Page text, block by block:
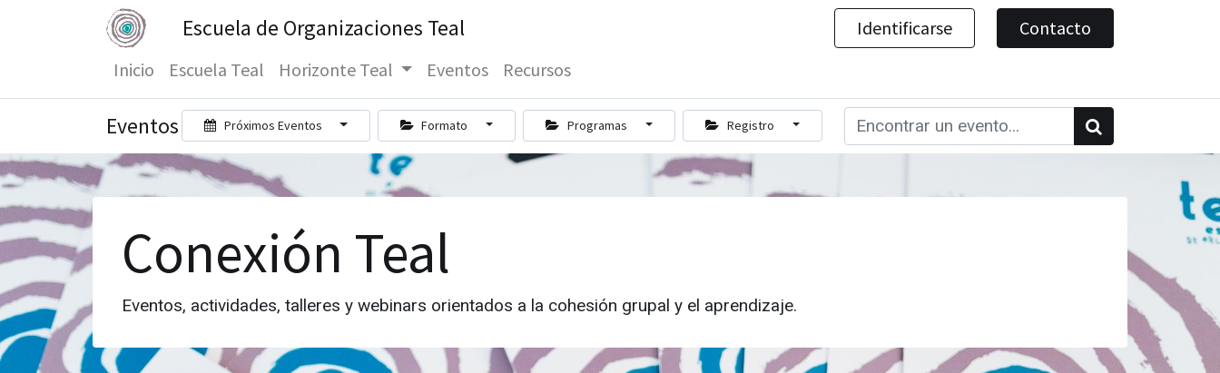
Escuela de Organizaciones Teal Identificarse
Contacto
Inicio
Escuela Teal Horizonte Teal Eventos Recursos
Eventos Próximos Eventos Formato Programas Registro
Conexión Teal
Eventos, actividades, talleres y webinars orientados a la cohesión grupal y el aprendizaje.